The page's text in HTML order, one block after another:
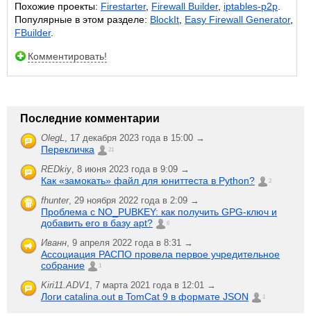
Похожие проекты: Firestarter, Firewall Builder, iptables-p2p
Популярные в этом разделе: BlockIt Easy Firewall Generator,
FBuilder.
Комментировать!
Последние комментарии
OlegL, 17 декабря 2023 года в 15:00 →
Перекличка 21
REDkiy, 8 июня 2023 года в 9:09 →
Как «замокать» файл для юниттеста в Python? 2
fhunter, 29 ноября 2022 года в 2:09 →
Проблема с NO_PUBKEY: как получить GPG-ключ и
добавить его в базу apt?
6
Иванн, 9 апреля 2022 года в 8:31 →
Ассоциация РАСПО провела первое учредительное
собрание
1
Kiri11.ADV1, 7 марта 2021 года в 12:01 →
Логи catalina.out в TomCat 9 в формате JSON 1